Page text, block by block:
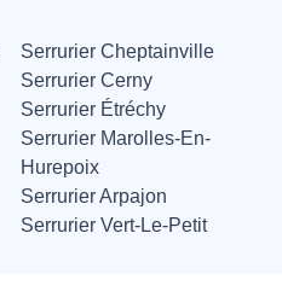
Serrurier Cheptainville
Serrurier Cerny
Serrurier Étréchy
Serrurier Marolles-En-
Hurepoix
Serrurier Arpajon
Serrurier Vert-Le-Petit